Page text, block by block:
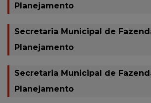
Planejamento
Secretaria Municipal de
Planejamento
Secretaria Municipal de
Planejamento